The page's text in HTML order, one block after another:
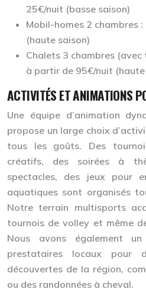
25€/nuit (basse saison)
Mobil-homes 2 chambres
(haute saison)
Chalets 3 chambres
à partir de 95€/nuit (haute
ACTIVITÉS ET ANIMATIONS
Une équipe d’animation
propose un large choix
tous les goûts. Des
créatifs, des soirées à
spectacles, des jeux pour
aquatiques sont organisés
Notre terrain multisports
tournois de volley et même
Nous avons également
prestataires locaux pour
découvertes de la région,
ou des randonnées à cheval.